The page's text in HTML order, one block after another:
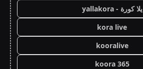
يلا كورة - yallakora
kora live
kooralive
koora 365